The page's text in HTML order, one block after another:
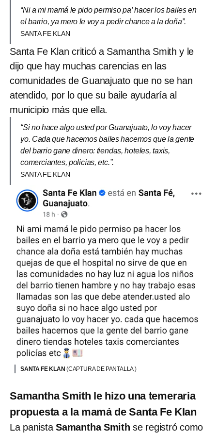
“Ni a mi mamá le pido permiso pa’ hacer los bailes en
el barrio, ya mero le voy a pedir chance a la doña”.
SANTA FE KLAN
Santa Fe Klan criticó a Samantha Smith y le
dijo que hay muchas carencias en las
comunidades de Guanajuato que no se han
atendido, por lo que su baile ayudaría al
municipio más que ella.
“Si no hace algo usted por Guanajuato, lo voy hacer
yo. Cada que hacemos bailes hacemos que la gente
del barrio gane dinero: tiendas, hoteles, taxis,
comerciantes, policías, etc.”.
SANTA FE KLAN
SANTA FE KLAN (CAPTURA DE PANTALLA )
Samantha Smith le hizo una temeraria
propuesta a la mamá de Santa Fe Klan
La panista Samantha Smith se registró como